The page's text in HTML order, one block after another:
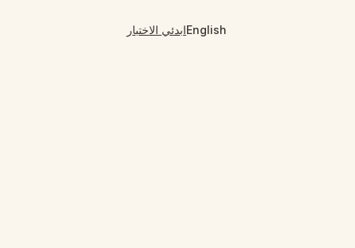
Englishابدئي الاختبار